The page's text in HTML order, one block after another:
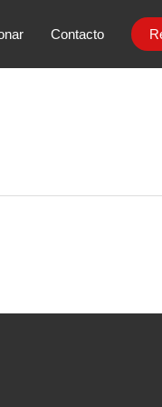
Contacto